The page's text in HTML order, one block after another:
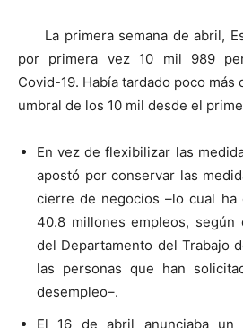
La primera semana de abril,
por primera vez 10 mil 989
Covid-19. Había tardado poco más
umbral de los 10 mil desde el
En vez de flexibilizar las
apostó por conservar las
cierre de negocios –lo cual ha
40.8 millones empleos,
del Departamento del Trabajo
las personas que han
desempleo–.
El 16 de abril anunciaba un